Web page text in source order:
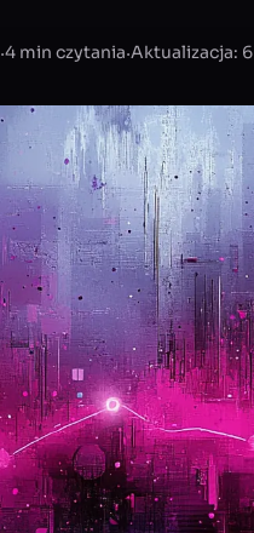
·4 min czytania·Aktualizacja: